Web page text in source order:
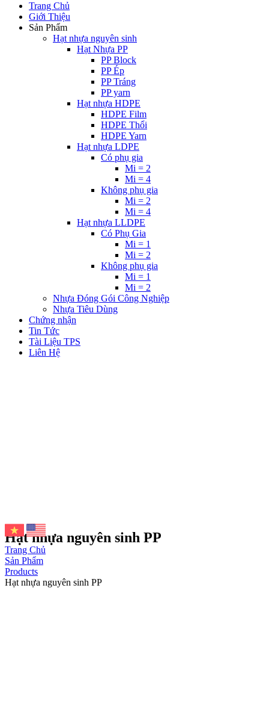
Trang Chủ
Giới Thiệu
Sản Phẩm
Hạt nhựa nguyên sinh
Hạt Nhựa PP
PP Block
PP Ép
PP Tráng
PP yarn
Hạt nhựa HDPE
HDPE Film
HDPE Thổi
HDPE Yarn
Hạt nhựa LDPE
Có phụ gia
Mi = 2
Mi = 4
Không phụ gia
Mi = 2
Mi = 4
Hạt nhựa LLDPE
Có Phụ Gia
Mi = 1
Mi = 2
Không phụ gia
Mi = 1
Mi = 2
Nhựa Đóng Gói Công Nghiệp
Nhựa Tiêu Dùng
Chứng nhận
Tin Tức
Tài Liệu TPS
Liên Hệ
Hạt nhựa nguyên sinh PP
Trang Chủ
Sản Phẩm
Products
Hạt nhựa nguyên sinh PP